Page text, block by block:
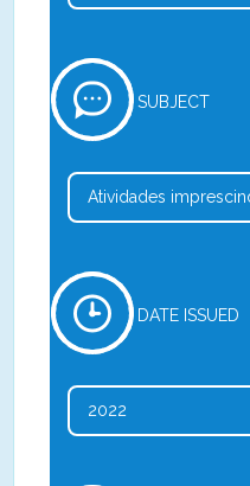
SUBJECT
Atividades
DATE ISSUED
2022